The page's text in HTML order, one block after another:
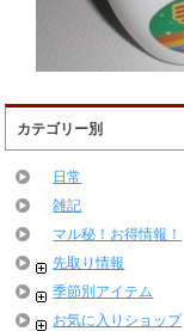
カテゴリー別
日常
雑記
マル秘！お得情報！
先取り情報
季節別アイテム
お気に入りショップ